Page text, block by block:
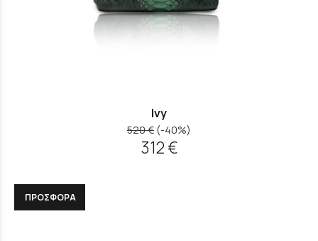
Ivy
520 € (-40%)
312 €
ΠΡΟΣΦΟΡΑ